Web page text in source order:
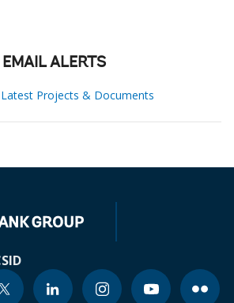
ALERTS
Projects & Documents